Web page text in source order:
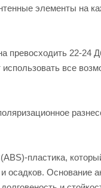
элементы на
превосходить 22-24
все
пластика,
Основание